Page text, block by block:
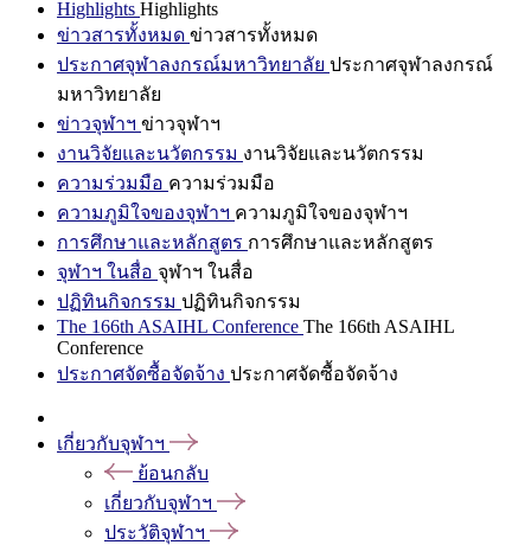
Highlights Highlights
ข่าวสารทั้งหมด ข่าวสารทั้งหมด
ประกาศจุฬาลงกรณ์มหาวิทยาลัย ประกาศจุฬาลงกรณ์
มหาวิทยาลัย
ข่าวจุฬาฯ ข่าวจุฬาฯ
งานวิจัยและนวัตกรรม งานวิจัยและนวัตกรรม
ความร่วมมือ ความร่วมมือ
ความภูมิใจของจุฬาฯ ความภูมิใจของจุฬาฯ
การศึกษาและหลักสูตร การศึกษาและหลักสูตร
จุฬาฯ ในสื่อ จุฬาฯ ในสื่อ
ปฏิทินกิจกรรม ปฏิทินกิจกรรม
The 166th ASAIHL Conference The 166th ASAIHL
Conference
ประกาศจัดซื้อจัดจ้าง ประกาศจัดซื้อจัดจ้าง
เกี่ยวกับจุฬาฯ
ย้อนกลับ
เกี่ยวกับจุฬาฯ
ประวัติจุฬาฯ